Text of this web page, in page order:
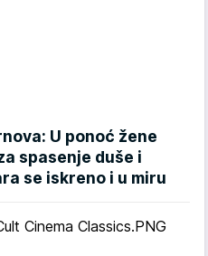
U ponoć žene
spasenje duše i
se iskreno i u miru